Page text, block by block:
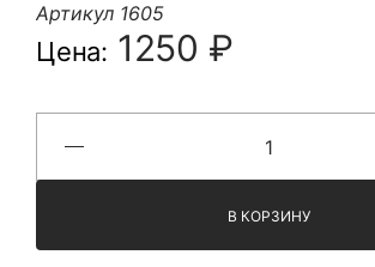
Артикул 1605
Цена: 1250 ₽
В КОРЗИНУ